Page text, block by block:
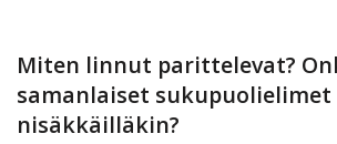
Miten linnut parittelevat?
samanlaiset
nisäkkäilläkin?